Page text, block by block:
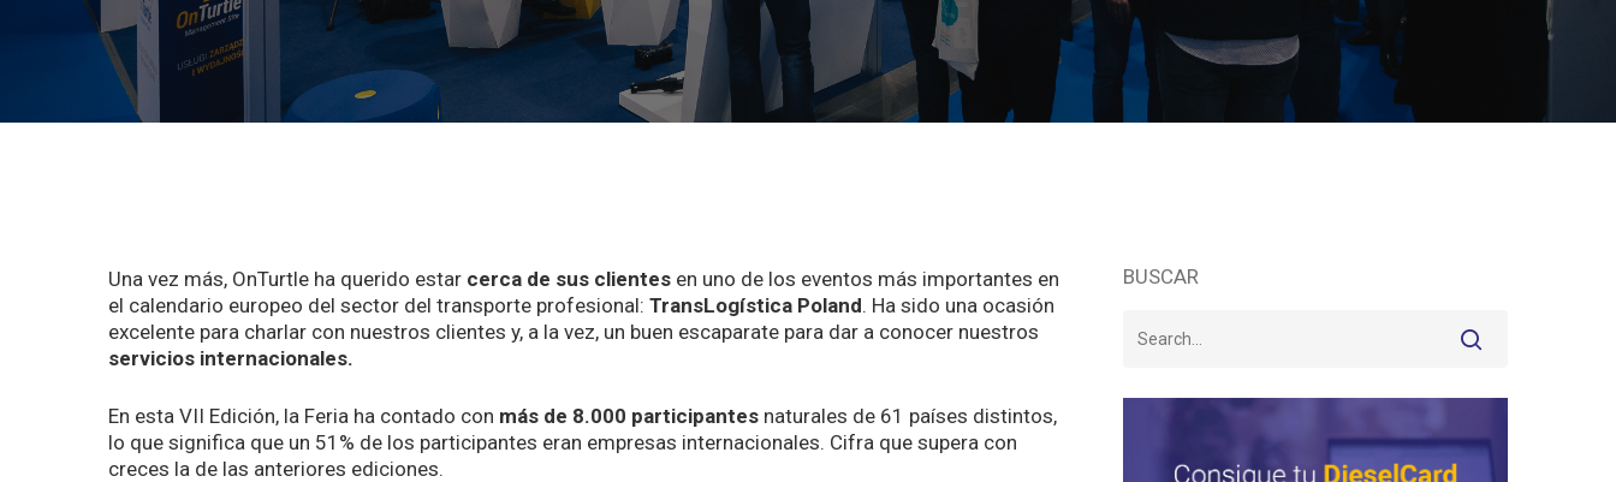
Una vez más, OnTurtle ha querido estar cerca de sus clientes en uno de los eventos más importantes en
el calendario europeo del sector del transporte profesional: TransLogística Poland. Ha sido una ocasión
excelente para charlar con nuestros clientes y, a la vez, un buen escaparate para dar a conocer nuestros
servicios internacionales.
En esta VII Edición, la Feria ha contado con más de 8.000 participantes naturales de 61 países distintos,
lo que significa que un 51% de los participantes eran empresas internacionales. Cifra que supera con
creces la de las anteriores ediciones.
BUSCAR